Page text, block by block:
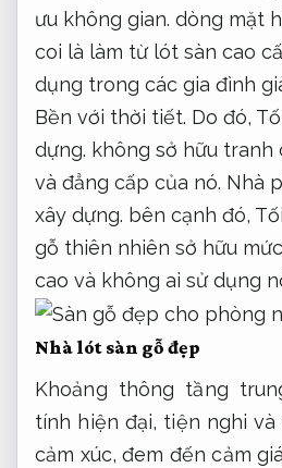
ưu không gian. dòng mặt
coi là làm từ lót sàn cao
dụng trong các gia đình
Bền với thời tiết. Do đó,
dựng. không sở hữu tranh
và đẳng cấp của nó. Nhà
xây dựng. bên cạnh đó,
gỗ thiên nhiên sở hữu
cao và không ai sử dụng
Nhà lót sàn gỗ đẹp
Khoảng thông tầng
tính hiện đại, tiện nghi
cảm xúc, đem đến cảm